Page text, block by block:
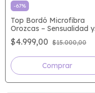
-67%
Top Bordó Microfibra
Orozcas – Sensualidad y
Estilo Irresistible
$4.999,00 $15.000,00